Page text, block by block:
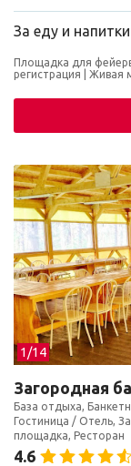
За еду и напитки
Площадка для
регистрация
Живая
1/14
Загородная
База отдыха,
Гостиница / Отель,
площадка, Ресторан
4.6